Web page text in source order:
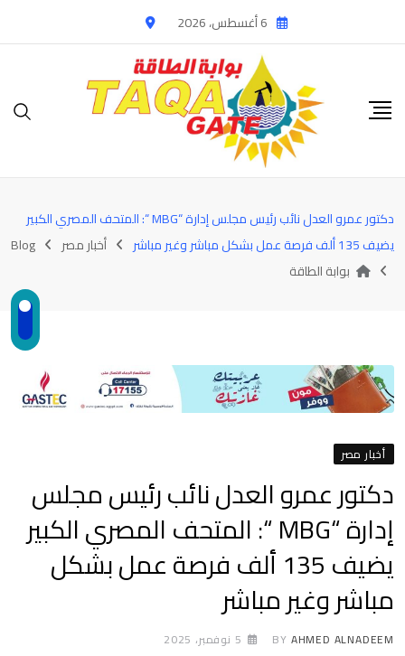
to
6 أغسطس، 2026
دكتور عمرو العدل نائب رئيس مجلس إدارة “MBG “: المتحف المصري الكبير
يضيف 135 ألف فرصة عمل بشكل مباشر وغير مباشر
أخبار مصر
Blog
بوابة الطاقة
أخبار مصر
دكتور عمرو العدل نائب رئيس مجلس
إدارة “MBG “: المتحف المصري الكبير
يضيف 135 ألف فرصة عمل بشكل
مباشر وغير مباشر
BY AHMED ALNADEEM 5 نوفمبر، 2025